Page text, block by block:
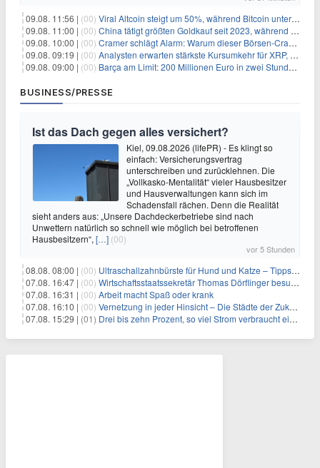
09.08. 11:56 | (00) Viral Altcoin steigt um 50%, während Bitcoin unter $65.000 fällt
09.08. 11:00 | (00) China tätigt größten Goldkauf seit 2023, während Goldpreis um 8% steigt
09.08. 10:00 | (00) Cramer schlägt Alarm: Warum dieser Börsen-Crash die beste Einstiegschance seit Monaten ist
09.08. 09:19 | (00) Analysten erwarten stärkste Kursumkehr für XRP, während Polymarket skeptisch bleibt
09.08. 09:00 | (00) Barça am Limit: 200 Millionen Euro in zwei Stunden – warum dieser Schuldentrip hochgefährlich wird
BUSINESS/PRESSE
Ist das Dach gegen alles versichert?
Kiel, 09.08.2026 (lifePR) - Es klingt so
einfach: Versicherungsvertrag
unterschreiben und zurücklehnen. Die
„Vollkasko-Mentalität“ vieler Hausbesitzer
und Hausverwaltungen kann sich im
Schadensfall rächen. Denn die Realität
sieht anders aus: „Unsere Dachdeckerbetriebe sind nach
Unwettern natürlich so schnell wie möglich bei betroffenen
Hausbesitzern“, […] (00)
vor 5 Stunden
08.08. 08:00 | (00) Ultraschallzahnbürste für Hund und Katze – Tipps zur erfolgreichen Eingewöhnung
07.08. 16:47 | (00) Wirtschaftsstaatssekretär Thomas Dörflinger besucht Handwerksbetrieb im Kammerbezirk Freiburg
07.08. 16:31 | (00) Arbeit macht Spaß oder krank
07.08. 16:10 | (00) Vernetzung in jeder Hinsicht – Die Städte der Zukunft sind grün-blau
07.08. 15:29 | (01) Drei bis zehn Prozent, so viel Strom verbraucht ein Aufzug im Gebäude